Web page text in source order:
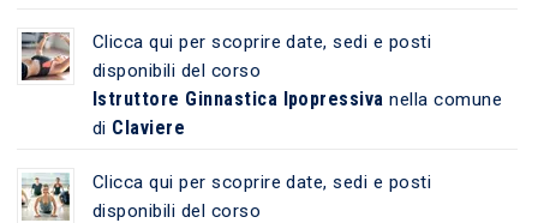
Clicca qui per scoprire date, sedi e posti
disponibili del corso
Istruttore Ginnastica Ipopressiva nella comune
di Claviere
Clicca qui per scoprire date, sedi e posti
disponibili del corso